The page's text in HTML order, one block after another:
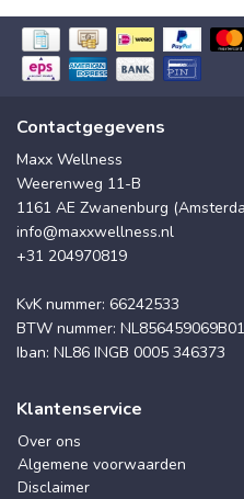
Contactgegevens
Maxx Wellness
Weerenweg 11-B
1161 AE Zwanenburg
info@maxxwellness.nl
+31 204970819
KvK nummer: 66242533
BTW nummer: NL856459069B01
Iban: NL86 INGB 0005 346373
Klantenservice
Over ons
Algemene voorwaarden
Disclaimer